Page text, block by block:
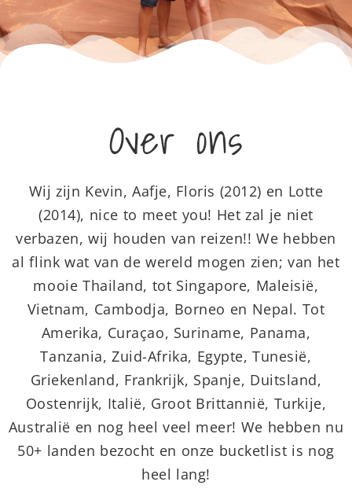
Over ons
Wij zijn Kevin, Aafje, Floris (2012) en Lotte
(2014), nice to meet you! Het zal je niet
verbazen, wij houden van reizen!! We hebben
al flink wat van de wereld mogen zien; van het
mooie Thailand, tot Singapore, Maleisië,
Vietnam, Cambodja, Borneo en Nepal. Tot
Amerika, Curaçao, Suriname, Panama,
Tanzania, Zuid-Afrika, Egypte, Tunesië,
Griekenland, Frankrijk, Spanje, Duitsland,
Oostenrijk, Italië, Groot Brittannië, Turkije,
Australië en nog heel veel meer! We hebben nu
50+ landen bezocht en onze bucketlist is nog
heel lang!